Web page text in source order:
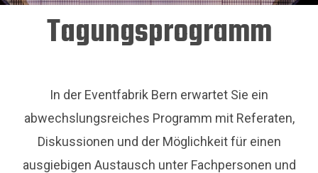
Tagungsprogramm
In der Eventfabrik Bern erwartet Sie ein
abwechslungsreiches Programm mit Referaten,
Diskussionen und der Möglichkeit für einen
ausgiebigen Austausch unter Fachpersonen und